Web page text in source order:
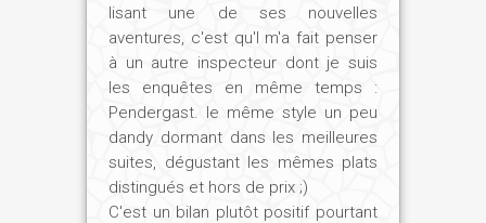
lisant une de ses nouvelles
aventures, c'est qu'l m'a fait penser
à un autre inspecteur dont je suis
les enquêtes en même temps :
Pendergast. le même style un peu
dandy dormant dans les meilleures
suites, dégustant les mêmes plats
distingués et hors de prix ;)
C'est un bilan plutôt positif pourtant